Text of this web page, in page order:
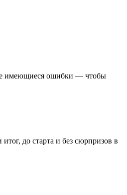
имеющиеся ошибки — чтобы
до старта и без сюрпризов в